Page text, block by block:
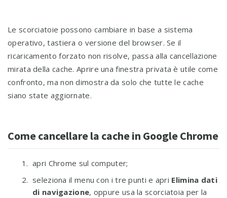
Le scorciatoie possono cambiare in base a sistema
operativo, tastiera o versione del browser. Se il
ricaricamento forzato non risolve, passa alla cancellazione
mirata della cache. Aprire una finestra privata è utile come
confronto, ma non dimostra da solo che tutte le cache
siano state aggiornate.
Come cancellare la cache in Google Chrome
apri Chrome sul computer;
seleziona il menu con i tre punti e apri Elimina dati
di navigazione, oppure usa la scorciatoia per la